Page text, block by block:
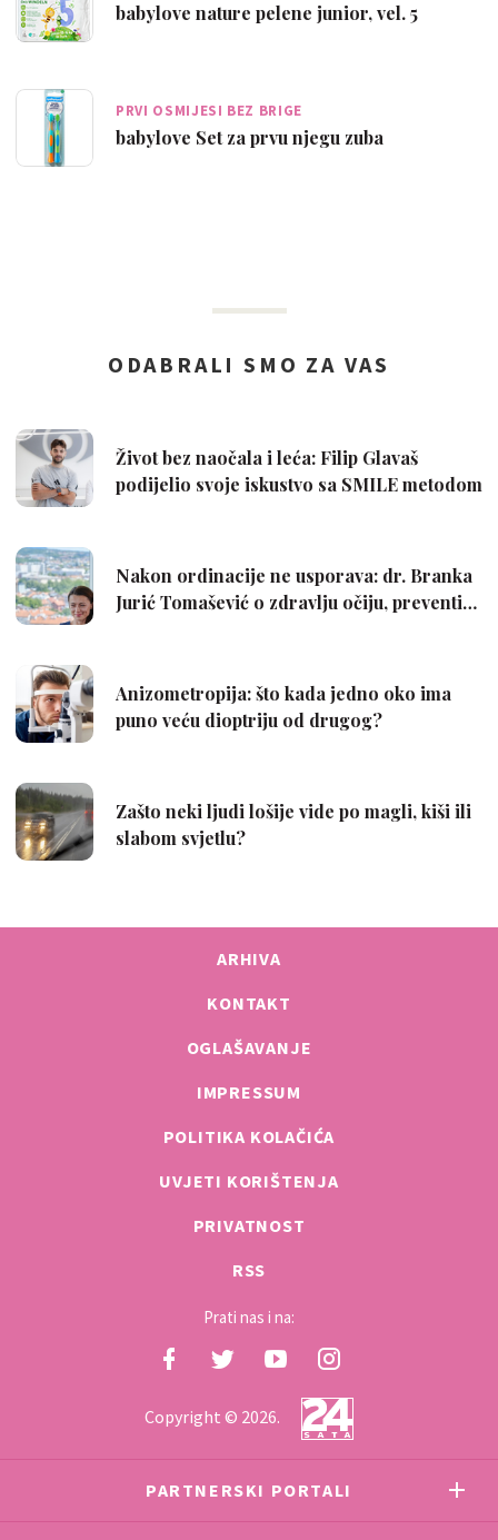
babylove nature pelene junior, vel. 5
PRVI OSMIJESI BEZ BRIGE
babylove Set za prvu njegu zuba
ARHIVA
KONTAKT
OGLAŠAVANJE
IMPRESSUM
POLITIKA KOLAČIĆA
UVJETI KORIŠTENJA
PRIVATNOST
RSS
Prati nas i na:
Copyright © 2026.
PARTNERSKI PORTALI